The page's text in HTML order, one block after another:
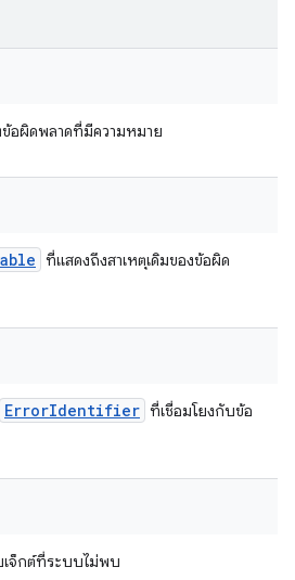
ข้อผิดพลาดที่มีความหมาย
ที่แสดงถึงสาเหตุเดิมของข้อผิด
ErrorIdentifier ที่เชื่อมโยงกับข้อ
เจ็กต์ที่ระบบไม่พบ